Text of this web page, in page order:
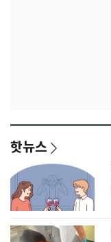
핫뉴스